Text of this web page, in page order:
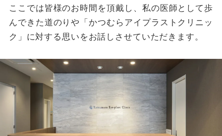
ここでは皆様のお時間を頂戴し、私の医師として歩
んできた道のりや「かつむらアイプラストクリニッ
ク」に対する思いをお話しさせていただきます。